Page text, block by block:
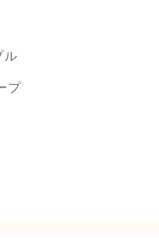
ル
プ